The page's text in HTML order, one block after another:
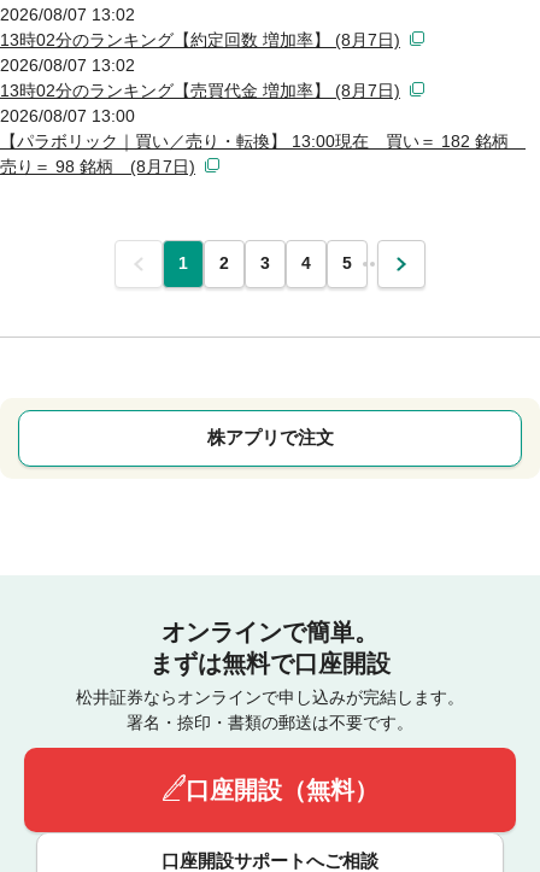
2026/08/07 13:02
13時02分のランキング【約定回数 増加率】 (8月7日)
2026/08/07 13:02
13時02分のランキング【売買代金 増加率】 (8月7日)
2026/08/07 13:00
【パラボリック｜買い／売り・転換】 13:00現在 買い＝ 182 銘柄
売り＝ 98 銘柄 (8月7日)
前 1 2 3 4 5 … 次
株アプリで注文
オンラインで簡単。
まずは無料で口座開設
松井証券ならオンラインで申し込みが完結します。
署名・捺印・書類の郵送は不要です。
口座開設（無料）
口座開設サポートへご相談